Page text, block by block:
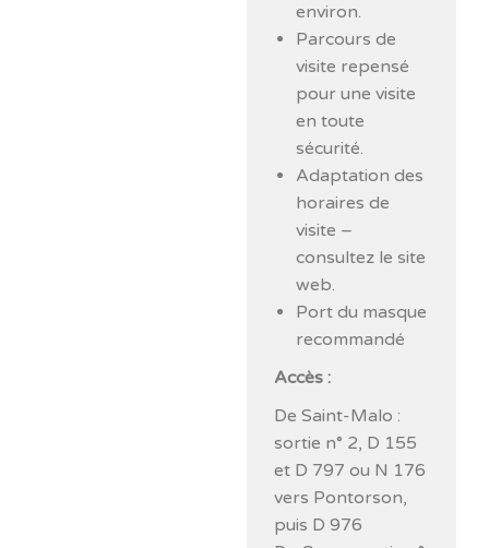
environ.
Parcours de
visite repensé
pour une visite
en toute
sécurité.
Adaptation des
horaires de
visite –
consultez le site
web.
Port du masque
recommandé
Accès :
De Saint-Malo :
sortie n° 2, D 155
et D 797 ou N 176
vers Pontorson,
puis D 976